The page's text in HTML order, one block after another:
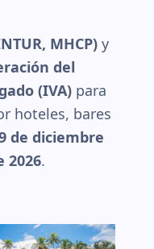
MHCP) y
del
(IVA) para
hoteles, bares
de diciembre
2026.